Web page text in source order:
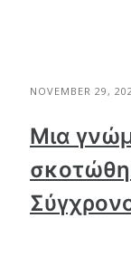
NOVEMBER 29,
Μια